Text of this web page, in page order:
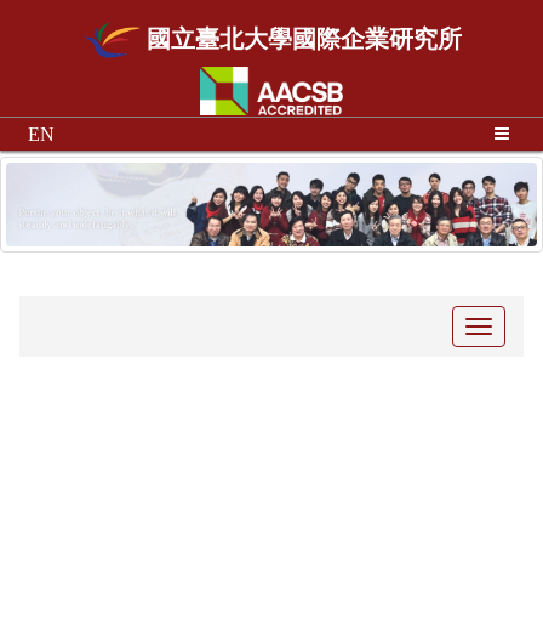
國立臺北大學國際企業研究所
EN
Toggle